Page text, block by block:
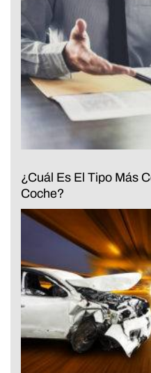
¿Cuál Es El Tipo Más
Coche?